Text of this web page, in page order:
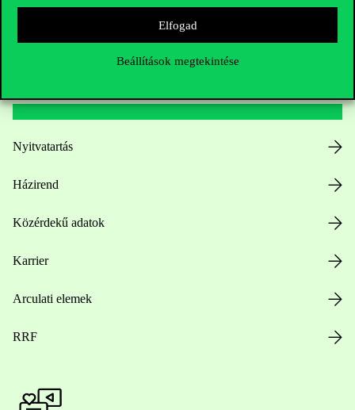
Elfogad
Beállítások megtekintése
Nyitvatartás
Házirend
Közérdekű adatok
Karrier
Arculati elemek
RRF